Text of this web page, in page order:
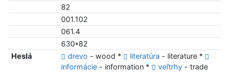
82
001.102
061.4
630*82
Heslá
drevo - wood * literatúra - literature *
informácie- information * veľtrhy- trade